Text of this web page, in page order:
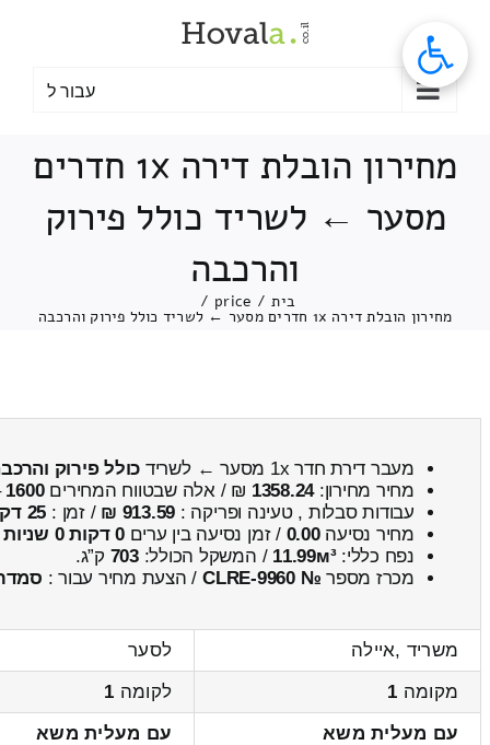
עבור ל
מחירון הובלת דירה 1x חדרים
מסער ← לשריד כולל פירוק
והרכבה
בית /
price
/
מחירון הובלת דירה 1x חדרים מסער ← לשריד כולל פירוק והרכבה
מעבר דירת חדר 1x מסער ← לשריד
כולל פירוק
מחיר מחירון:1358.24 ₪ / אלה שבטווח המחירים1600
עבודות סבלות , טעינה ופריקה : 913.59 ₪ / זמן : 25 דקות 4 שניות
מחיר נסיעה0.00 / זמן נסיעה בין ערים0 דקות 0 שניות
נפח כללי:11.99м³ / המשקל הכולל:703 ק”ג.
מכרז מספר № CLRE-9960 / הצעת מחיר עבור :
משריד ,איילה
לסער
מקומה 1 לקומה 1
עם מעלית משא
עם מעלית משא